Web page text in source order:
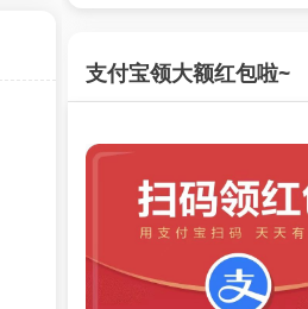
支付宝领大额红包啦~